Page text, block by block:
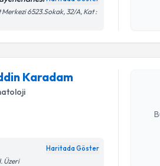
6523.Sokak, 32/A, Kat :
Karadam
Haritada Göster
Üzeri